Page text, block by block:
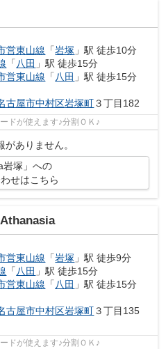
営東山線 「岩塚 」駅 徒歩10分
「八田 」駅 徒歩15分
営東山線 「八田 」駅 徒歩15分
古屋市中村区岩塚町３丁目182
ドが使えます♪分割ＯＫ♪
がありません。
岩塚」への
せはこちら
営東山線 「岩塚 」駅 徒歩9分
「 八田 」駅 徒歩15分
営東山線 「 八田 」駅 徒歩15分
古屋市中村区岩塚町３丁目135
ドが使えます♪分割ＯＫ♪